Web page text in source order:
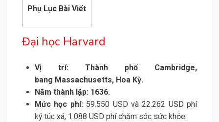
Phụ Lục Bài Viết
Đại học Harvard
Vị trí: Thành phố Cambridge,
bang Massachusetts, Hoa Kỳ.
Năm thành lập: 1636.
Mức học phí: 59.550 USD và 22.262 USD phí
ký túc xá, 1.088 USD phí chăm sóc sức khỏe.